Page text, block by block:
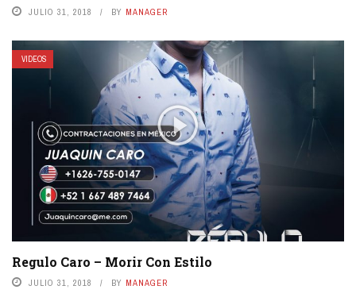
JULIO 31, 2018 BY MANAGER
VIDEOS
Regulo Caro – Morir Con Estilo
JULIO 31, 2018 BY MANAGER